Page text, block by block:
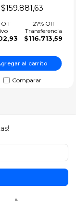
$159.881,63
Off
27% Off
Transferencia
$116.713,59
al carrito
Comparar